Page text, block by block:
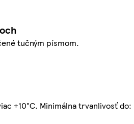
tučným písmom.
+10°C. Minimálna trvanlivosť do: